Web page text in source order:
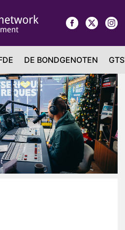
DE BONDGENOTEN